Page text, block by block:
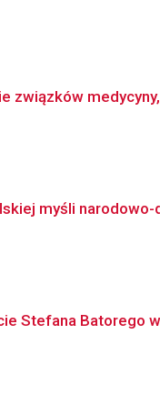
myśli
Stefana Batorego